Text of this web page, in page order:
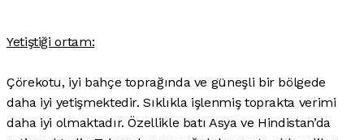
Yetiştiği ortam:
Çörekotu, iyi bahçe toprağında ve güneşli bir bölgede
daha iyi yetişmektedir. Sıklıkla işlenmiş toprakta verimi
daha iyi olmaktadır. Özellikle batı Asya ve Hindistan’da